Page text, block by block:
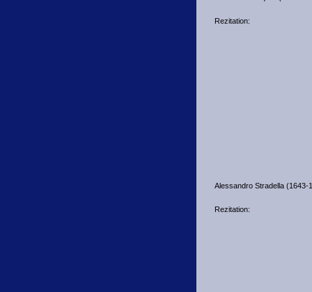
Rezitation:
Alessandro Stradella (1643-
Rezitation: